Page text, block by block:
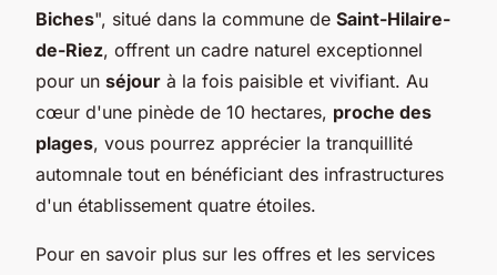
Biches", situé dans la commune de Saint-Hilaire-
de-Riez, offrent un cadre naturel exceptionnel
pour un séjour à la fois paisible et vivifiant. Au
cœur d'une pinède de 10 hectares, proche des
plages, vous pourrez apprécier la tranquillité
automnale tout en bénéficiant des infrastructures
d'un établissement quatre étoiles.
Pour en savoir plus sur les offres et les services